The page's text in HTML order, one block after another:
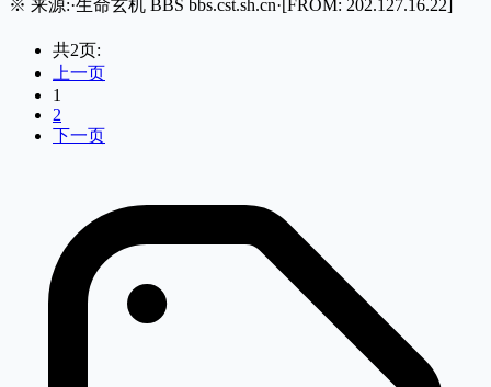
※ 来源:·生命玄机 BBS bbs.cst.sh.cn·[FROM: 202.127.16.22]
共2页:
上一页
1
2
下一页